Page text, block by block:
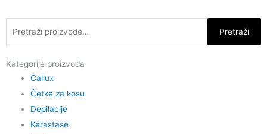
to
content
Pretraži
Kategorije proizvoda
Callux
Četke za kosu
Depilacije
Kérastase